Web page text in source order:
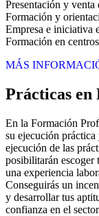
Presentación y venta
Formación y
Empresa e iniciativa
Formación en
MÁS
Prácticas en
En la Formación
su ejecución
ejecución de las
posibilitarán escoger
una experiencia
Conseguirás un
y desarrollar tus
confianza en el